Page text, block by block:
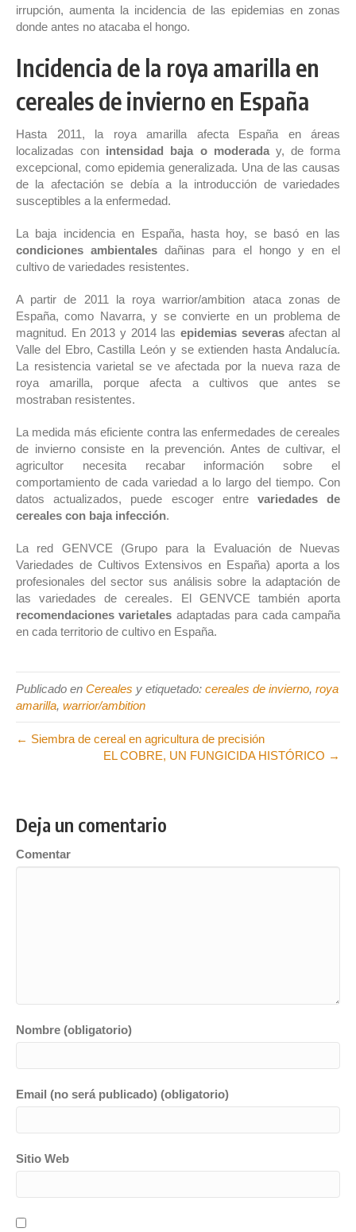
irrupción, aumenta la incidencia de las epidemias en zonas
donde antes no atacaba el hongo.
Incidencia de la roya amarilla en
cereales de invierno en España
Hasta 2011, la roya amarilla afecta España en áreas
localizadas con intensidad baja o moderaday, de forma
excepcional, como epidemia generalizada. Una de las causas
de la afectación se debía a la introducción de variedades
susceptibles a la enfermedad.
La baja incidencia en España, hasta hoy, se basó en las
condiciones ambientales dañinas para el hongo y en el
cultivo de variedades resistentes.
A partir de 2011 la roya warrior/ambition ataca zonas de
España, como Navarra, y se convierte en un problema de
magnitud. En 2013 y 2014 las epidemias severasafectan al
Valle del Ebro, Castilla León y se extienden hasta Andalucía.
La resistencia varietal se ve afectada por la nueva raza de
roya amarilla, porque afecta a cultivos que antes se
mostraban resistentes.
La medida más eficiente contra las enfermedades de cereales
de invierno consiste en la prevención. Antes de cultivar, el
agricultor necesita recabar información sobre el
comportamiento de cada variedad a lo largo del tiempo. Con
datos actualizados, puede escoger entre variedades de
cereales con baja infección.
La red GENVCE (Grupo para la Evaluación de Nuevas
Variedades de Cultivos Extensivos en España) aporta a los
profesionales del sector sus análisis sobre la adaptación de
las variedades de cereales. El GENVCE también aporta
recomendaciones varietales adaptadas para cada campaña
en cada territorio de cultivo en España.
Publicado en Cereales y etiquetado: cereales de invierno, roya
amarilla, warrior/ambition
← Siembra de cereal en agricultura de precisión
EL COBRE, UN FUNGICIDA HISTÓRICO →
Deja un comentario
Comentar
Nombre (obligatorio)
Email (no será publicado) (obligatorio)
Sitio Web